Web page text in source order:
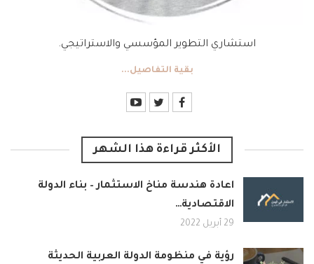
استشاري التطوير المؤسسي والاستراتيجي.
بقية التفاصيل...
الأكثر قراءة هذا الشهر
اعادة هندسة مناخ الاستثمار – بناء الدولة
الاقتصادية…
29 أبريل 2022
رؤية في منظومة الدولة العربية الحديثة